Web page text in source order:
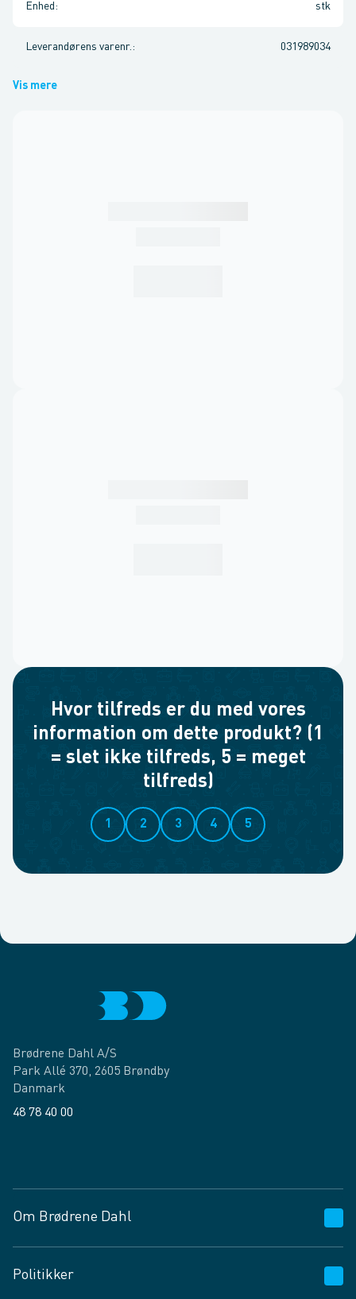
Enhed : stk
Leverandørens varenr. : 031989034
Vis mere
Hvor tilfreds er du med vores
information om dette produkt? (1
= slet ikke tilfreds, 5 = meget
tilfreds)
1 2 3 4 5
Brødrene Dahl A/S
Park Allé 370, 2605 Brøndby
Danmark
48 78 40 00
Om Brødrene Dahl
Vagttelefon 30 10 89 89
Politikker